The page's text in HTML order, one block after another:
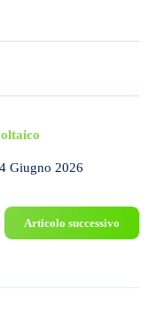
4 Giugno 2026
Articolo successivo